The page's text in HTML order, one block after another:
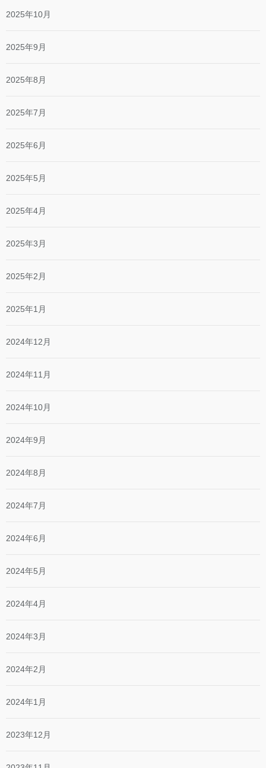
2025年10月
2025年9月
2025年8月
2025年7月
2025年6月
2025年5月
2025年4月
2025年3月
2025年2月
2025年1月
2024年12月
2024年11月
2024年10月
2024年9月
2024年8月
2024年7月
2024年6月
2024年5月
2024年4月
2024年3月
2024年2月
2024年1月
2023年12月